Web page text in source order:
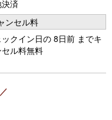
済
ンセル料
クイン日の 8日前 までキ
セル料無料